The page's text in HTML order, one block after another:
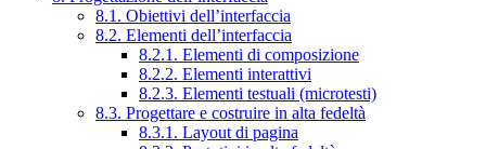
8.1. Obiettivi dell’interfaccia
8.2. Elementi dell’interfaccia
8.2.1. Elementi di composizione
8.2.2. Elementi interattivi
8.2.3. Elementi testuali (microtesti)
8.3. Progettare e costruire in alta fedeltà
8.3.1. Layout di pagina